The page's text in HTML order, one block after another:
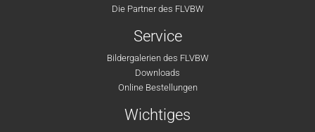
Die Partner des FLVBW
Service
Bildergalerien des FLVBW
Downloads
Online Bestellungen
Wichtiges